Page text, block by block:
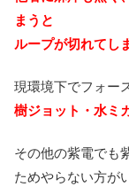
まうと
ループが切れてし
現環境下でフォー
樹ジョット・水ミ
その他の紫電でも
ためやらない方が